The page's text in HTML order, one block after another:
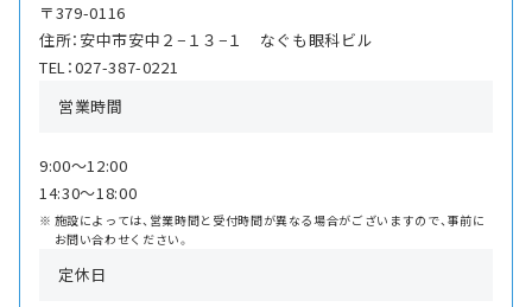
〒379-0116
住所：安中市安中２−１３−１ なぐも眼科ビル
TEL：027-387-0221
営業時間
9:00〜12:00
14:30〜18:00
施設によっては、営業時間と受付時間が異なる場合がございますので、事前に
お問い合わせください。
定休日